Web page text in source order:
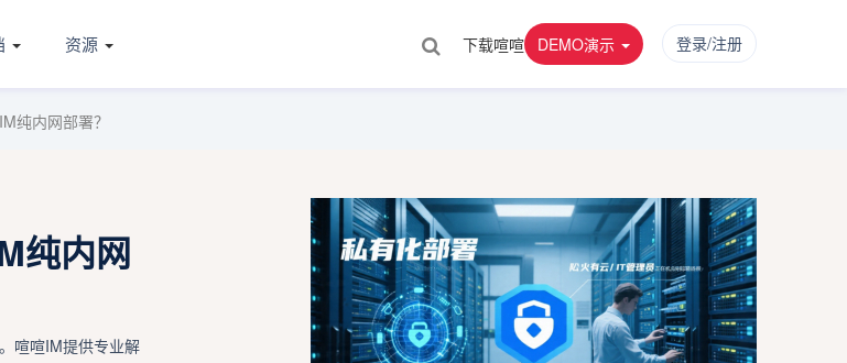
资源 下载喧喧 DEMO演示 登录/注册
纯内网部署？
纯内网
喧喧IM提供专业解